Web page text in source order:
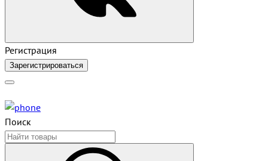
Регистрация
Зарегистрироваться
Поиск